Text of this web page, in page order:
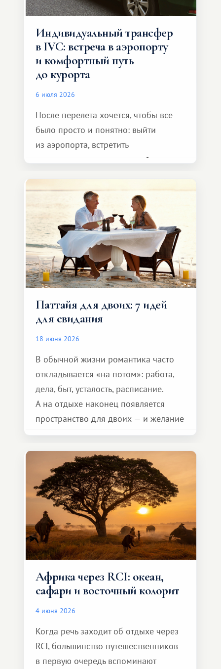
Индивидуальный трансфер
в IVC: встреча в аэропорту
и комфортный путь
до курорта
6 июля 2026
После перелета хочется, чтобы все
было просто и понятно: выйти
из аэропорта, встретить
представителя транспортной
и спокойно доехать до курорта.
Паттайя для двоих: 7 идей
для свидания
18 июня 2026
В обычной жизни романтика часто
откладывается «на потом»: работа,
дела, быт, усталость, расписание.
А на отдыхе наконец появляется
пространство для двоих — и желание
сделать для близкого человека что-то
особенное. Не обязательно
масштабное, но тёплое
и запоминающееся :)
Африка через RCI: океан,
сафари и восточный колорит
4 июня 2026
Когда речь заходит об отдыхе через
RCI, большинство путешественников
в первую очередь вспоминают